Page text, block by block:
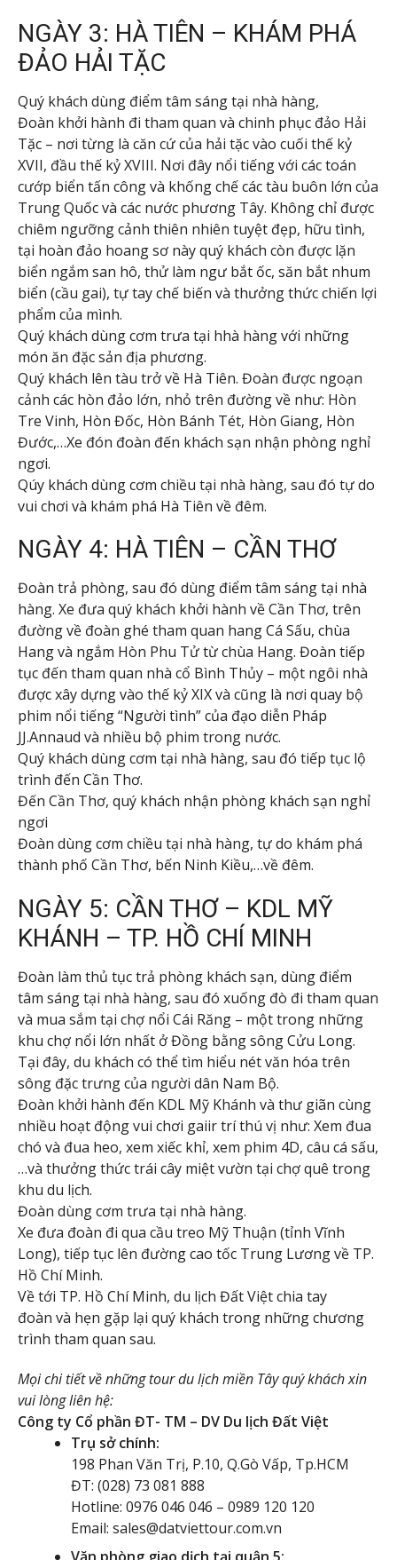
NGÀY 3: HÀ TIÊN – KHÁM PHÁ
ĐẢO HẢI TẶC
Quý khách dùng điểm tâm sáng tại nhà hàng,
Đoàn khởi hành đi tham quan và chinh phục đảo Hải
Tặc – nơi từng là căn cứ của hải tặc vào cuối thế kỷ
XVII, đầu thế kỷ XVIII. Nơi đây nổi tiếng với các toán
cướp biển tấn công và khống chế các tàu buôn lớn của
Trung Quốc và các nước phương Tây. Không chỉ được
chiêm ngưỡng cảnh thiên nhiên tuyệt đẹp, hữu tình,
tại hoàn đảo hoang sơ này quý khách còn được lặn
biển ngắm san hô, thử làm ngư bắt ốc, săn bắt nhum
biển (cầu gai), tự tay chế biến và thưởng thức chiến lợi
phẩm của mình.
Quý khách dùng cơm trưa tại hhà hàng với những
món ăn đặc sản địa phương.
Quý khách lên tàu trở về Hà Tiên. Đoàn được ngoạn
cảnh các hòn đảo lớn, nhỏ trên đường về như: Hòn
Tre Vinh, Hòn Đốc, Hòn Bánh Tét, Hòn Giang, Hòn
Đước,…Xe đón đoàn đến khách sạn nhận phòng nghỉ
ngơi.
Qúy khách dùng cơm chiều tại nhà hàng, sau đó tự do
vui chơi và khám phá Hà Tiên về đêm.
NGÀY 4: HÀ TIÊN – CẦN THƠ
Đoàn trả phòng, sau đó dùng điểm tâm sáng tại nhà
hàng. Xe đưa quý khách khởi hành về Cần Thơ, trên
đường về đoàn ghé tham quan hang Cá Sấu, chùa
Hang và ngắm Hòn Phu Tử từ chùa Hang. Đoàn tiếp
tục đến tham quan nhà cổ Bình Thủy – một ngôi nhà
được xây dựng vào thế kỷ XIX và cũng là nơi quay bộ
phim nổi tiếng “Người tình” của đạo diễn Pháp
JJ.Annaud và nhiều bộ phim trong nước.
Quý khách dùng cơm tại nhà hàng, sau đó tiếp tục lộ
trình đến Cần Thơ.
Đến Cần Thơ, quý khách nhận phòng khách sạn nghỉ
ngơi
Đoàn dùng cơm chiều tại nhà hàng, tự do khám phá
thành phố Cần Thơ, bến Ninh Kiều,…về đêm.
NGÀY 5: CẦN THƠ – KDL MỸ
KHÁNH – TP. HỒ CHÍ MINH
Đoàn làm thủ tục trả phòng khách sạn, dùng điểm
tâm sáng tại nhà hàng, sau đó xuống đò đi tham quan
và mua sắm tại chợ nổi Cái Răng – một trong những
khu chợ nổi lớn nhất ở Đồng bằng sông Cửu Long.
Tại đây, du khách có thể tìm hiểu nét văn hóa trên
sông đặc trưng của người dân Nam Bộ.
Đoàn khởi hành đến KDL Mỹ Khánh và thư giãn cùng
nhiều hoạt động vui chơi gaiir trí thú vị như: Xem đua
chó và đua heo, xem xiếc khỉ, xem phim 4D, câu cá sấu,
…và thưởng thức trái cây miệt vườn tại chợ quê trong
khu du lịch.
Đoàn dùng cơm trưa tại nhà hàng.
Xe đưa đoàn đi qua cầu treo Mỹ Thuận (tỉnh Vĩnh
Long), tiếp tục lên đường cao tốc Trung Lương về TP.
Hồ Chí Minh.
Về tới TP. Hồ Chí Minh, du lịch Đất Việt chia tay
đoàn và hẹn gặp lại quý khách trong những chương
trình tham quan sau.
Mọi chi tiết về những tour du lịch miền Tây quý khách xin
vui lòng liên hệ:
Công ty Cổ phần ĐT- TM – DV Du lịch Đất Việt
Trụ sở chính:
198 Phan Văn Trị, P.10, Q.Gò Vấp, Tp.HCM
ĐT: (028) 73 081 888
Hotline: 0976 046 046 – 0989 120 120
Email: sales@datviettour.com.vn